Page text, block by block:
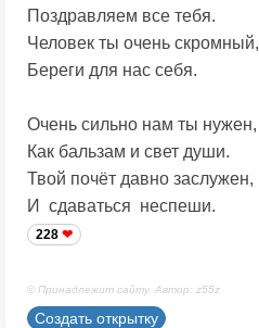
Поздравляем все тебя.
Человек ты очень скромный,
Береги для нас себя.
Очень сильно нам ты нужен,
Как бальзам и свет души.
Твой почёт давно заслужен,
И сдаваться неспеши.
228
© Принадлежит сайту. Автор: z55z
Создать открытку